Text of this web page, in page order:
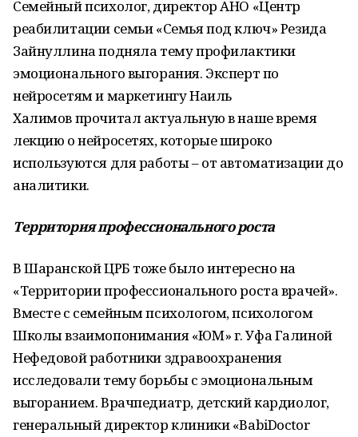
Семейный психолог, директор АНО «Центр
реабилитации семьи «Семья под ключ» Резида
Зайнуллина подняла тему профилактики
эмоционального выгорания. Эксперт по
нейросетям и маркетингу Наиль
Халимов прочитал актуальную в наше время
лекцию о нейросетях, которые широко
используются для работы – от автоматизации до
аналитики.
Территория профессионального роста
В Шаранской ЦРБ тоже было интересно на
«Территории профессионального роста врачей».
Вместе с семейным психологом, психологом
Школы взаимопонимания «ЮМ» г. Уфа Галиной
Нефедовой работники здравоохранения
исследовали тему борьбы с эмоциональным
выгоранием. Врачпедиатр, детский кардиолог,
генеральный директор клиники «ВabiDoctor